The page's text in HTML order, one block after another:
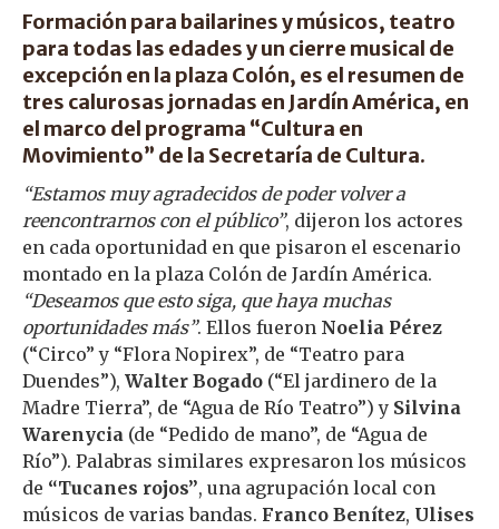
Formación para bailarines y músicos, teatro
para todas las edades y un cierre musical de
excepción en la plaza Colón, es el resumen de
tres calurosas jornadas en Jardín América, en
el marco del programa “Cultura en
Movimiento” de la Secretaría de Cultura.
“Estamos muy agradecidos de poder volver a
reencontrarnos con el público”, dijeron los actores
en cada oportunidad en que pisaron el escenario
montado en la plaza Colón de Jardín América.
“Deseamos que esto siga, que haya muchas
oportunidades más”. Ellos fueron Noelia Pérez
(“Circo” y “Flora Nopirex”, de “Teatro para
Duendes”), Walter Bogado (“El jardinero de la
Madre Tierra”, de “Agua de Río Teatro”) y Silvina
Warenycia (de “Pedido de mano”, de “Agua de
Río”). Palabras similares expresaron los músicos
de “Tucanes rojos”, una agrupación local con
músicos de varias bandas. Franco Benítez, Ulises